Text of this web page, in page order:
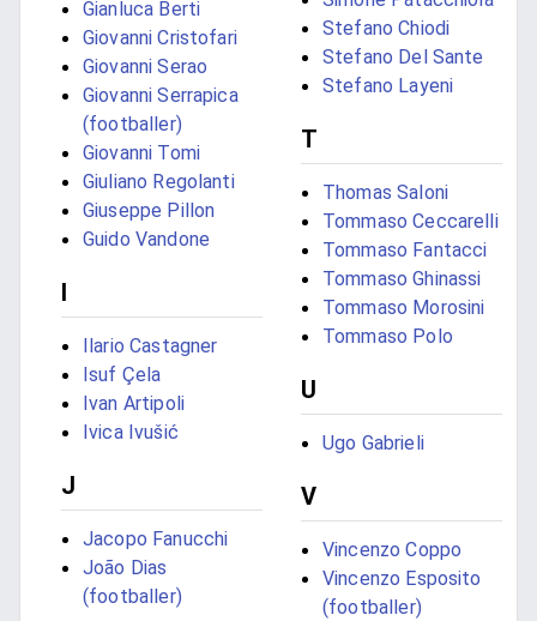
Gianluca Berti
Giovanni Cristofari
Giovanni Serao
Giovanni Serrapica
(footballer)
Giovanni Tomi
Giuliano Regolanti
Giuseppe Pillon
Guido Vandone
I
Ilario Castagner
Isuf Çela
Ivan Artipoli
Ivica Ivušić
J
Jacopo Fanucchi
João Dias
(footballer)
Stefano Chiodi
Stefano Del Sante
Stefano Layeni
T
Thomas Saloni
Tommaso Ceccarelli
Tommaso Fantacci
Tommaso Ghinassi
Tommaso Morosini
Tommaso Polo
U
Ugo Gabrieli
V
Vincenzo Coppo
Vincenzo Esposito
(footballer)